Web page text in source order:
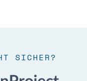
SICHER?